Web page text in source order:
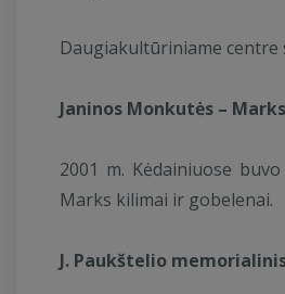
Daugiakultūriniame centre
Janinos Monkutės –
2001 m. Kėdainiuose
Marks kilimai ir gobelenai.
J. Paukštelio